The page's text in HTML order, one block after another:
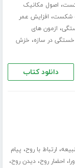
، اصول مکانیک
شکست، افزایش عمر
، ازمون های
خستگی در سازه، خزش
دانلود کتاب
، ارتباط با روح، پیام
، احضار روح،دیدن روح،